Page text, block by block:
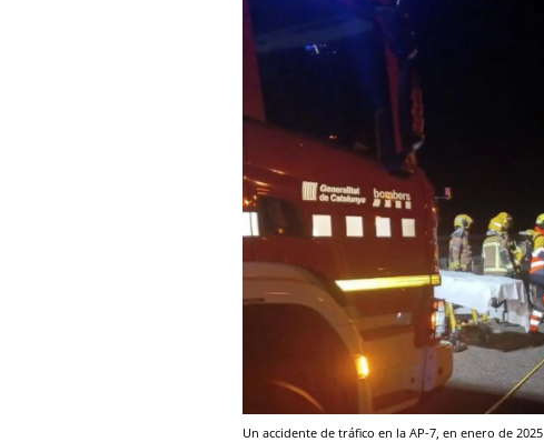
Un accidente de tráfico en la AP-7, en enero de 2025